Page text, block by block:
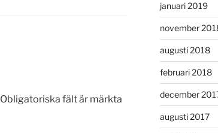
Obligatoriska fält är märkta
januari 2019
november
augusti 2018
februari 2018
december
augusti 2017